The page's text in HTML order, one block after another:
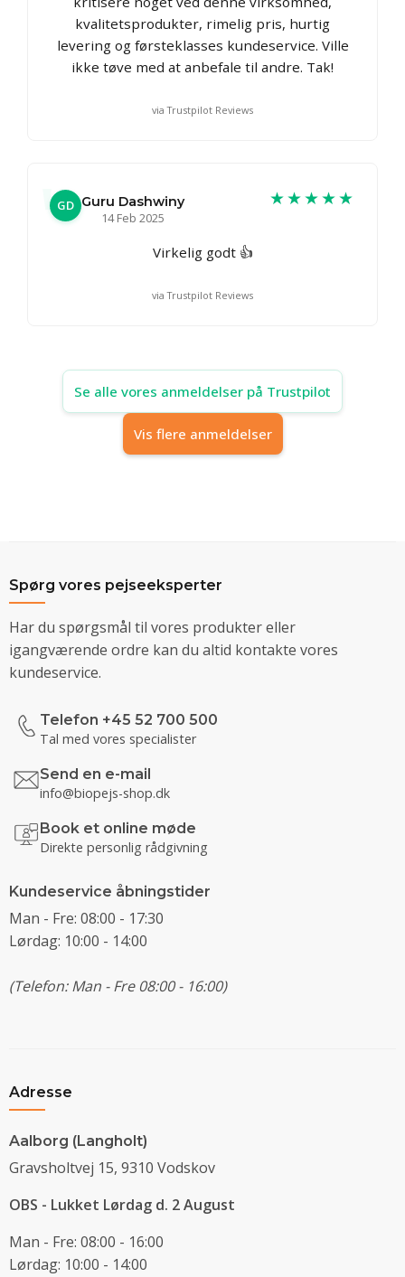
kvalitetsprodukter, rimelig pris, hurtig
levering og førsteklasses kundeservice. Ville
ikke tøve med at anbefale til andre. Tak!
via Trustpilot Reviews
GD Guru Dashwiny
14 Feb 2025
★★★★★
Virkelig godt 👍
via Trustpilot Reviews
Se alle vores anmeldelser på Trustpilot
Vis flere anmeldelser
Spørg vores pejseeksperter
Har du spørgsmål til vores produkter eller
igangværende ordre kan du altid kontakte vores
kundeservice.
Telefon +45 52 700 500
Tal med vores specialister
Send en e-mail
info@biopejs-shop.dk
Book et online møde
Direkte personlig rådgivning
Kundeservice åbningstider
Man - Fre: 08:00 - 17:30
Lørdag: 10:00 - 14:00
(Telefon: Man - Fre 08:00 - 16:00)
Adresse
Aalborg (Langholt)
Gravsholtvej 15, 9310 Vodskov
OBS - Lukket Lørdag d. 2 August
Man - Fre: 08:00 - 16:00
Lørdag: 10:00 - 14:00